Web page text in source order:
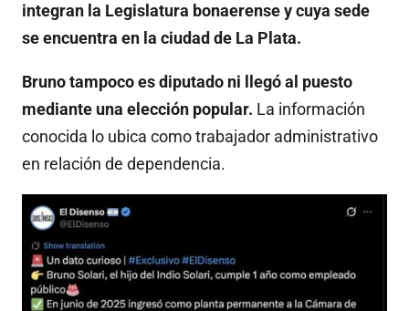
integran la Legislatura bonaerense y cuya sede
se encuentra en la ciudad de La Plata.
Bruno tampoco es diputado ni llegó al puesto
mediante una elección popular. La información
conocida lo ubica como trabajador administrativo
en relación de dependencia.